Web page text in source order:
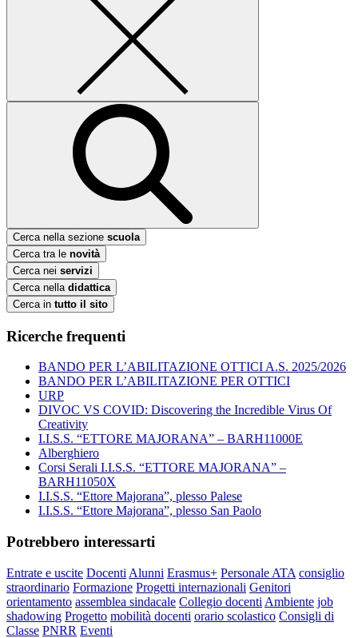
Cerca nella sezione scuola
Cerca tra le novità
Cerca nei servizi
Cerca nella didattica
Cerca in tutto il sito
Ricerche frequenti
BANDO PER L’ABILITAZIONE OTTICI A.S. 2025/2026
BANDO PER L’ABILITAZIONE PER OTTICI
URP
DIVOC VS COVID: Discovering the Incredible Virus Of
Creativity
I.I.S.S. “ETTORE MAJORANA” – BARH11000E
Alberghiero
Corsi Serali I.I.S.S. “ETTORE MAJORANA” –
BARH11050X
I.I.S.S. “Ettore Majorana”, plesso Palese
I.I.S.S. “Ettore Majorana”, plesso San Paolo
Potrebbero interessarti
Entrate e uscite Docenti Alunni Erasmus+ Personale ATA consiglio
straordinario Formazione Progetti internazionali Genitori
orientamento assemblea sindacale Collegio docenti Ambiente job
shadowing Progetto mobilità docenti orario scolastico Consigli di
Classe PNRR Eventi